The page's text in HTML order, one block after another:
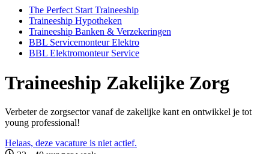
The Perfect Start Traineeship
Traineeship Hypotheken
Traineeship Banken & Verzekeringen
BBL Servicemonteur Elektro
BBL Elektromonteur Service
Traineeship Zakelijke Zorg
Verbeter de zorgsector vanaf de zakelijke kant en ontwikkel je tot
young professional!
Helaas, deze vacature is niet actief.